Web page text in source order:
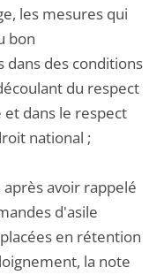
les mesures qui
bon
dans des conditions
du respect
dans le respect
national ;
avoir rappelé
d'asile
en rétention
la note